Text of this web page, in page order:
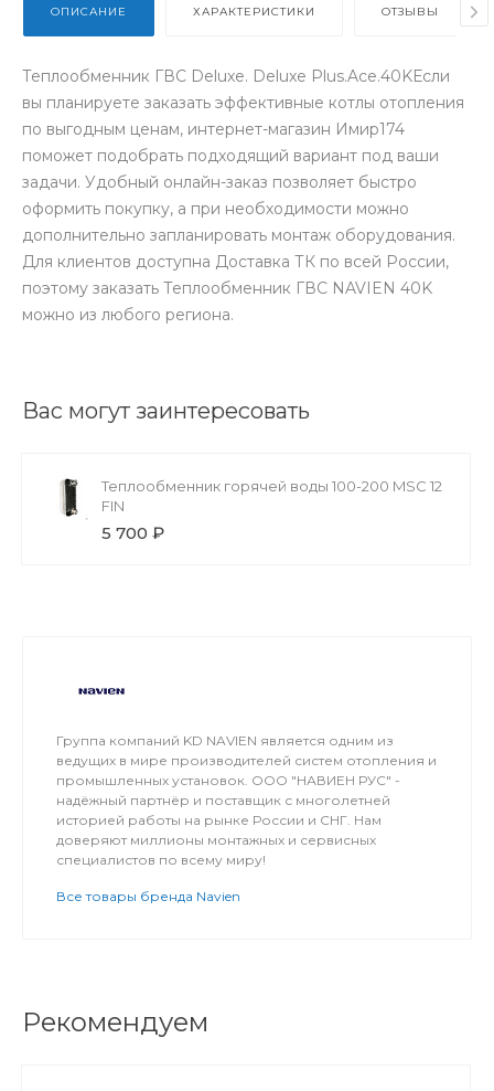
ОПИСАНИЕ ХАРАКТЕРИСТИКИ ОТЗЫВЫ
Теплообменник ГВС Deluxe. Deluxe Plus.Ace.40KЕсли
вы планируете заказать эффективные котлы отопления
по выгодным ценам, интернет-магазин Имир174
поможет подобрать подходящий вариант под ваши
задачи. Удобный онлайн-заказ позволяет быстро
оформить покупку, а при необходимости можно
дополнительно запланировать монтаж оборудования.
Для клиентов доступна Доставка ТК по всей России,
поэтому заказать Теплообменник ГВС NAVIEN 40K
можно из любого региона.
Вас могут заинтересовать
Теплообменник горячей воды 100-200 MSC 12
FIN
5 700 ₽
Группа компаний KD NAVIEN является одним из
ведущих в мире производителей систем отопления и
промышленных установок. ООО "НАВИЕН РУС" -
надёжный партнёр и поставщик с многолетней
историей работы на рынке России и СНГ. Нам
доверяют миллионы монтажных и сервисных
специалистов по всему миру!
Все товары бренда Navien
Рекомендуем